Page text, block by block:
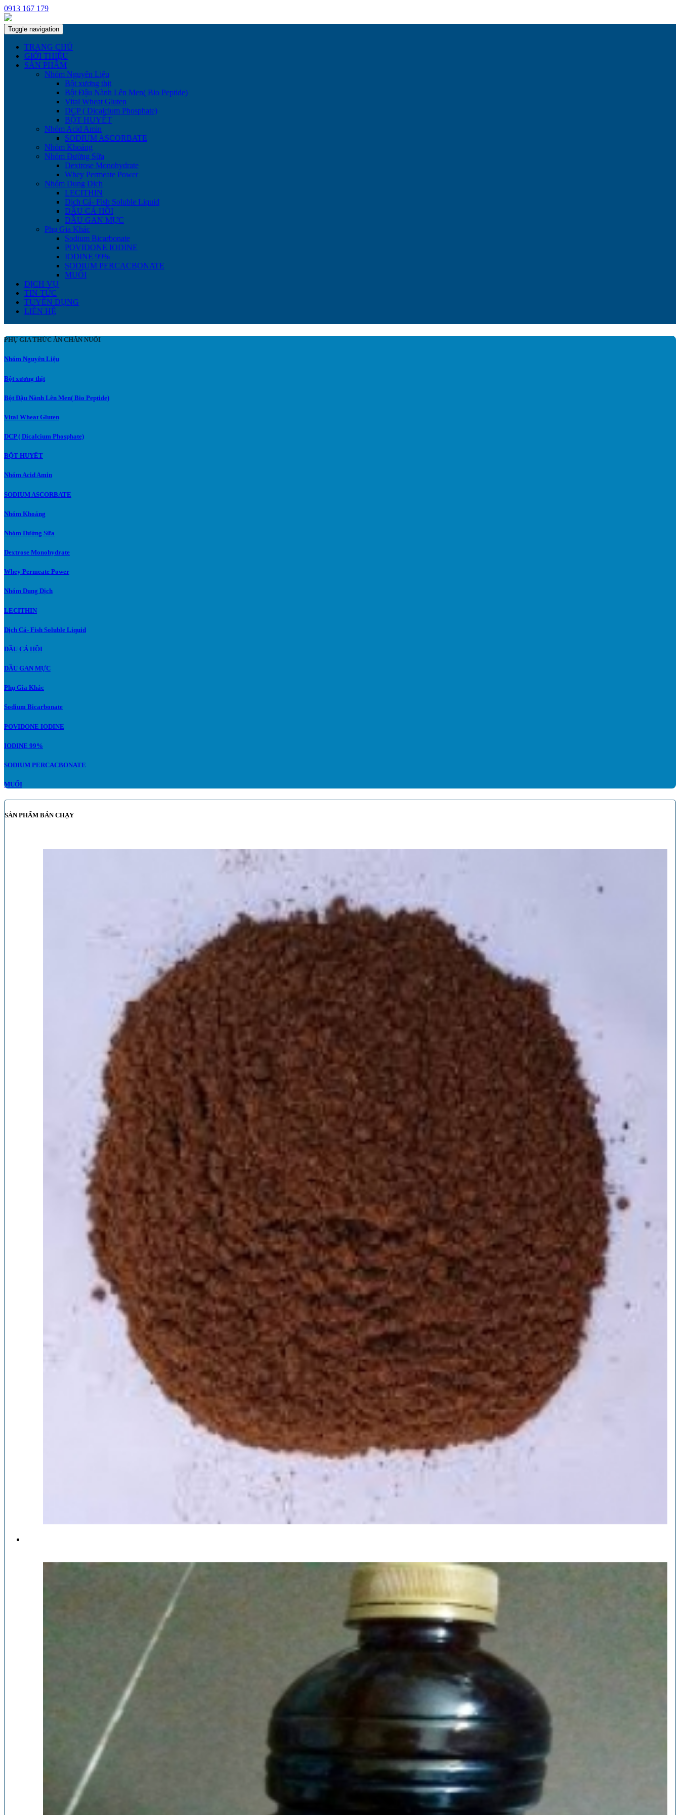
0913 167 179
Toggle navigation
TRANG CHỦ
GIỚI THIỆU
SẢN PHẨM
Nhóm Nguyên Liệu
Bột xương thịt
Bột Đậu Nành Lên Men( Bio Peptide)
Vital Wheat Gluten
DCP ( Dicalcium Phosphate)
BỘT HUYẾT
Nhóm Acid Amin
SODIUM ASCORBATE
Nhóm Khoáng
Nhóm Đường Sữa
Dextrose Monohydrate
Whey Permeate Power
Nhóm Dung Dịch
LECITHIN
Dịch Cá- Fish Soluble Liquid
DẦU CÁ HỒI
DẦU GAN MỰC
Phụ Gia Khác
Sodium Bicarbonate
POVIDONE IODINE
IODINE 99%
SODIUM PERCACBONATE
MUỐI
DỊCH VỤ
TIN TỨC
TUYỂN DỤNG
LIÊN HỆ
PHỤ GIA THỨC ĂN CHĂN NUÔI
Nhóm Nguyên Liệu
Bột xương thịt
Bột Đậu Nành Lên Men( Bio Peptide)
Vital Wheat Gluten
DCP ( Dicalcium Phosphate)
BỘT HUYẾT
Nhóm Acid Amin
SODIUM ASCORBATE
Nhóm Khoáng
Nhóm Đường Sữa
Dextrose Monohydrate
Whey Permeate Power
Nhóm Dung Dịch
LECITHIN
Dịch Cá- Fish Soluble Liquid
DẦU CÁ HỒI
DẦU GAN MỰC
Phụ Gia Khác
Sodium Bicarbonate
POVIDONE IODINE
IODINE 99%
SODIUM PERCACBONATE
MUỐI
SẢN PHẨM BÁN CHẠY